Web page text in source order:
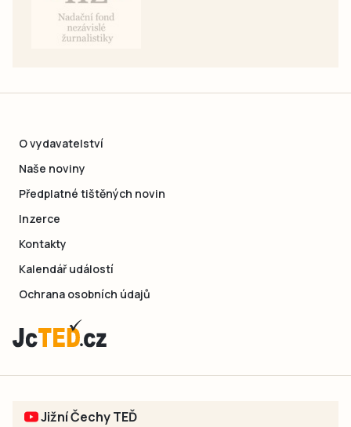
O vydavatelství
Naše noviny
Předplatné tištěných novin
Inzerce
Kontakty
Kalendář událostí
Ochrana osobních údajů
Jižní Čechy TEĎ